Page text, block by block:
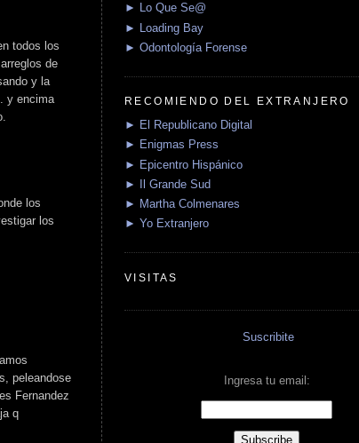
todos los
de
y la
y encima
los
los
peleandose
Fernandez
q
► Lo Que Se@
► Loading Bay
► Odontología Forense
RECOMIENDO DEL EXTRANJERO
► El Republicano Digital
► Enigmas Press
► Epicentro Hispánico
► Il Grande Sud
► Martha Colmenares
► Yo Extranjero
VISITAS
Suscribite
Ingresa tu email: